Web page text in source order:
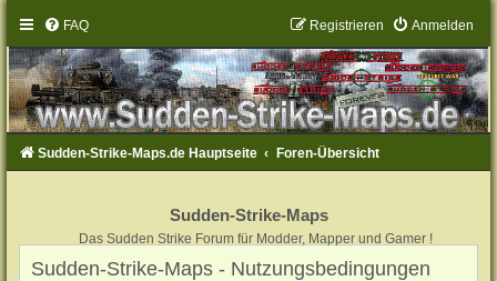
FAQ Anmelden
Registrieren
Sudden-Strike-Maps.de Hauptseite Foren-Übersicht
Sudden-Strike-Maps
Das Sudden Strike Forum für Modder, Mapper und Gamer !
Sudden-Strike-Maps - Nutzungsbedingungen